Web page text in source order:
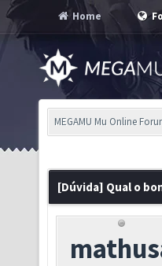
Home
MEGAMU Mu Online
[Dúvida] Qual o